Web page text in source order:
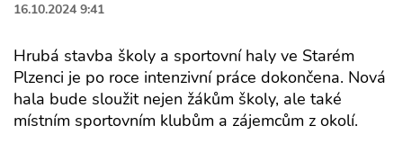
16.10.2024 9:41
Hrubá stavba školy a sportovní haly ve Starém
Plzenci je po roce intenzivní práce dokončena. Nová
hala bude sloužit nejen žákům školy, ale také
místním sportovním klubům a zájemcům z okolí.